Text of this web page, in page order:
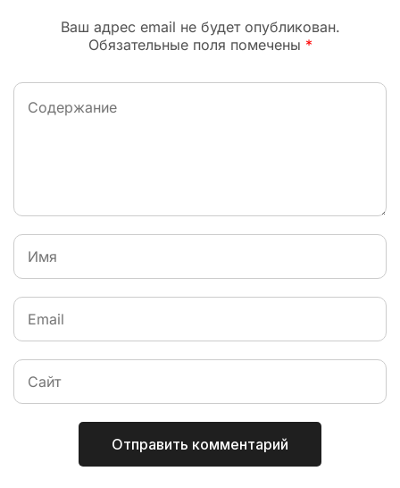
Ваш адрес email не будет опубликован.
Обязательные поля помечены *